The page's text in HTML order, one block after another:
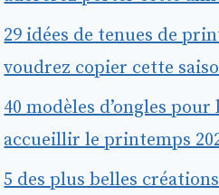
29 idées de tenues de
voudrez copier cette
40 modèles d’ongles
accueillir le printemps
5 des plus belles